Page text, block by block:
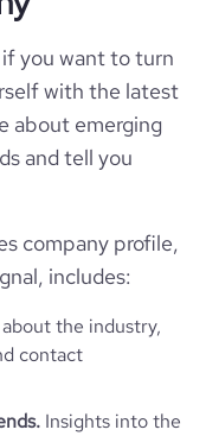
*******
www.inuvet.com
www.professional-
company/inuvet
organization/inuvet
15700
1562367
127009
3
3
you want to turn
with the latest
about emerging
and tell you
company profile,
includes:
the industry,
contact
Insights into the